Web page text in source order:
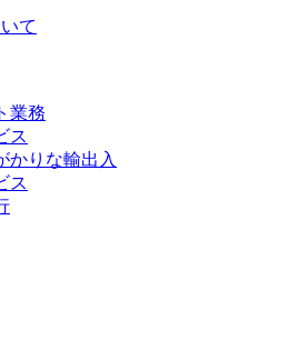
て
業務
ス
かりな輸出入
ス